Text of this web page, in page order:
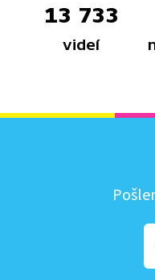
13 733
videí